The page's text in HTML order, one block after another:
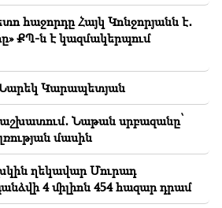
թռչունների մոտ
լեզվի առանցքային
Ավստրալիայի
է սապատավոր
երկու ամսով կալանավորվել
հաջորդը Հայկ Կոնջորյանն է․
ՔՊ-ն է կազմակերպում
Կարապետյան
Նաթան սրբազանը՝
մասին
ղեկավար Մուրադ
4 միլիոն 454 հազար դրամ